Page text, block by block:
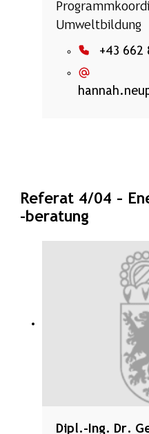
Umweltbildung
+43 662
Referat 4/04 –
-beratung
Liste der
Dipl.-Ing. Dr.